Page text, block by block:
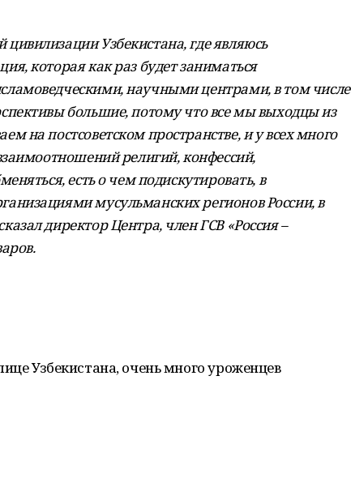
Узбекистана, где являюсь
которая как раз будет заниматься
научными центрами, в том числе
большие, потому что все мы выходцы из
на постсоветском пространстве, и у всех много
религий, конфессий,
есть о чем подискутировать, в
мусульманских регионов России, в
директор Центра, член ГСВ «Россия –
Узбекистана, очень много уроженцев